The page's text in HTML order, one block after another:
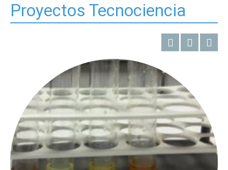
Proyectos Tecnociencia